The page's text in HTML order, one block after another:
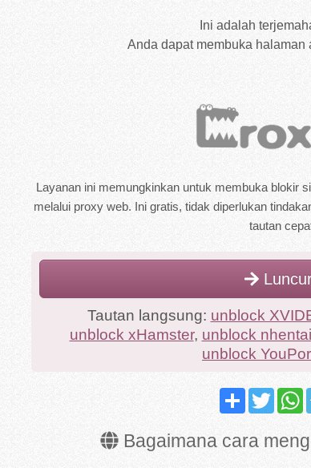
Ini adalah
Anda dapat membuka halaman
Layanan ini memungkinkan untuk membuka blokir
melalui proxy web. Ini gratis, tidak diperlukan
tautan
Tautan langsung: unblock
unblock xHamster, unblock nhentai
unblock
Share Twitter
Bagaimana cara